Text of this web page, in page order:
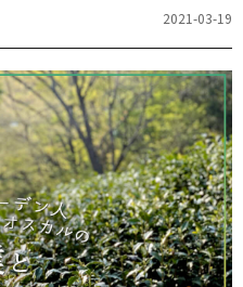
2021-03-19